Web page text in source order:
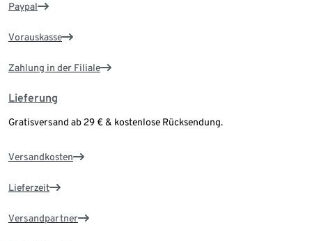
Paypal
Vorauskasse
Zahlung in der Filiale
Lieferung
Gratisversand ab 29 € & kostenlose Rücksendung.
Versandkosten
Lieferzeit
Versandpartner